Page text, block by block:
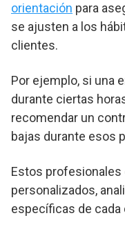
orientación para
se ajusten a los
clientes.
Por ejemplo, si una
durante ciertas
recomendar un
bajas durante esos
Estos
personalizados,
específicas de cada